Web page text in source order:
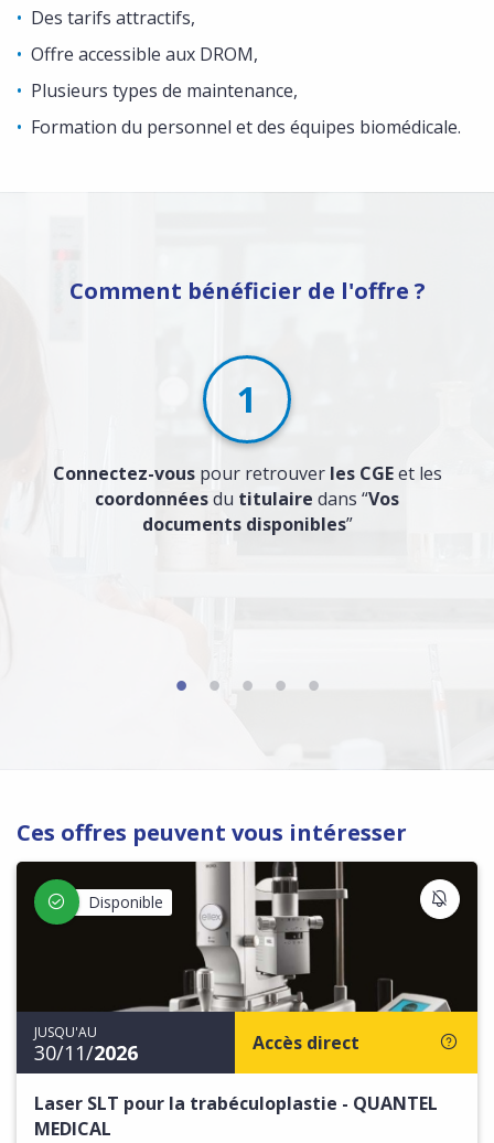
Des tarifs attractifs,
Offre accessible aux DROM,
Plusieurs types de maintenance,
Formation du personnel et des équipes biomédicale.
Comment bénéficier de l'offre ?
1
Connectez-vouspour retrouver les CGEet les
coordonnéesdu titulaire dans “Vos
documents disponibles”
Ces offres peuvent vous intéresser
Disponible
JUSQU'AU
30/11/2026 Accès direct
Laser SLT pour la trabéculoplastie - QUANTEL
MEDICAL